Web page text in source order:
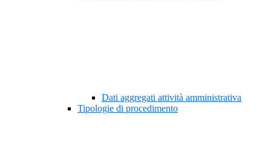
Dati aggregati attività amministrativa
Tipologie di procedimento